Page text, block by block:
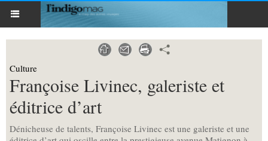
Culture
Françoise Livinec, galeriste et
éditrice d’art
Dénicheuse de talents, Françoise Livinec est une galeriste et une